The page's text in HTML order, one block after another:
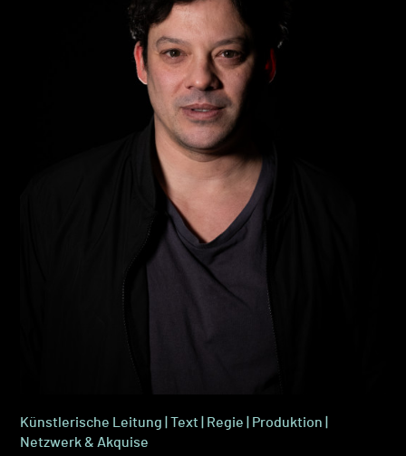
Künstlerische Leitung | Text | Regie | Produktion |
Netzwerk & Akquise